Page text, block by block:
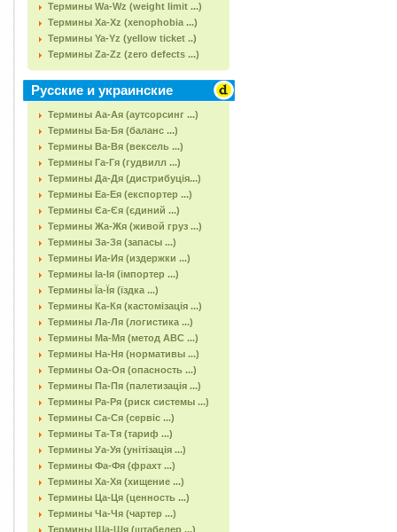
Термины Wa-Wz (weight limit ...)
Термины Xa-Xz (xenophobia ...)
Термины Ya-Yz (yellow ticket ..)
Термины Za-Zz (zero defects ...)
Русские и украинские
Термины Аа-Ая (аутсорсинг ...)
Термины Ба-Бя (баланс ...)
Термины Ва-Вя (вексель ...)
Термины Га-Гя (гудвилл ...)
Термины Да-Дя (дистрибуція...)
Термины Еа-Ея (експортер ...)
Термины Єа-Єя (єдиний ...)
Термины Жа-Жя (живой груз ...)
Термины За-Зя (запасы ...)
Термины Иа-Ия (издержки ...)
Термины Іа-Ія (імпортер ...)
Термины Їа-Їя (їздка ...)
Термины Ка-Кя (кастомізація ...)
Термины Ла-Ля (логистика ...)
Термины Ма-Мя (метод АВС ...)
Термины На-Ня (нормативы ...)
Термины Оа-Оя (опасность ...)
Термины Па-Пя (палетизація ...)
Термины Ра-Ря (риск системы ...)
Термины Са-Ся (сервіс ...)
Термины Та-Тя (тариф ...)
Термины Уа-Уя (унітізація ...)
Термины Фа-Фя (фрахт ...)
Термины Ха-Хя (хищение ...)
Термины Ца-Ця (ценность ...)
Термины Ча-Чя (чартер ...)
Термины Ша-Шя (штабелер ...)